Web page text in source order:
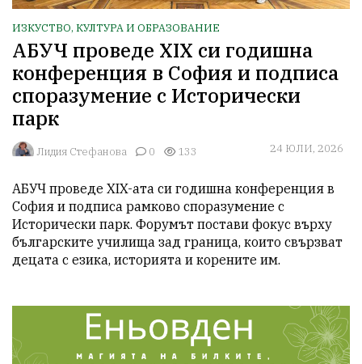
ИЗКУСТВО, КУЛТУРА И ОБРАЗОВАНИЕ
АБУЧ проведе XIX си годишна
конференция в София и подписа
споразумение с Исторически
парк
Лидия Стефанова 0 133 24 ЮЛИ, 2026
АБУЧ проведе XIX-ата си годишна конференция в
София и подписа рамково споразумение с
Исторически парк. Форумът постави фокус върху
българските училища зад граница, които свързват
децата с езика, историята и корените им.